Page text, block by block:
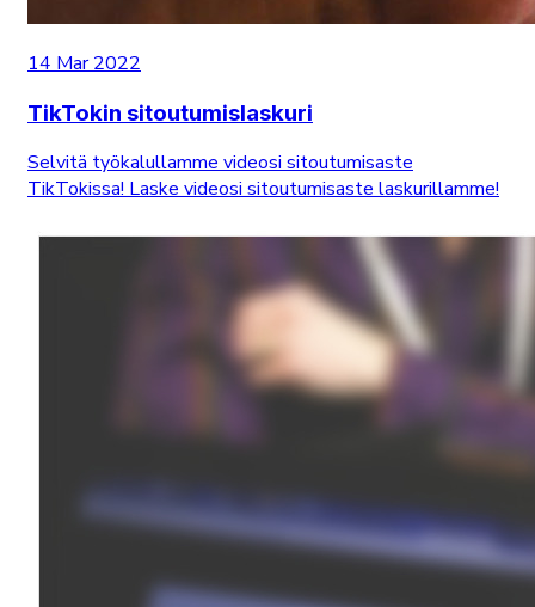
14 Mar 2022
TikTokin sitoutumislaskuri
Selvitä työkalullamme videosi sitoutumisaste
TikTokissa! Laske videosi sitoutumisaste laskurillamme!